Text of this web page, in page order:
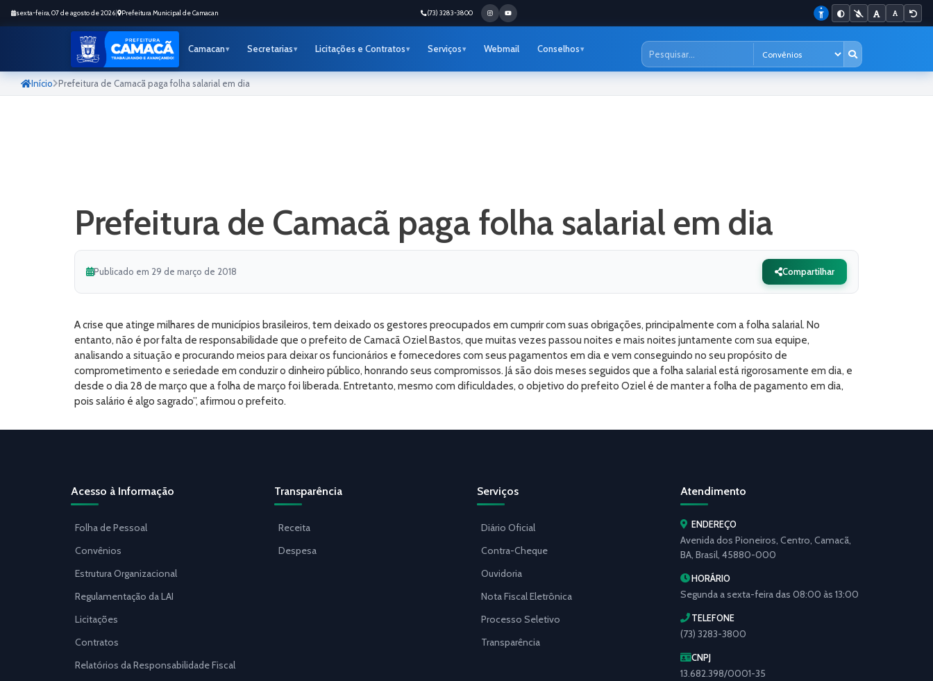
sexta-feira, 07 de agosto de 2026 Prefeitura Municipal de Camacan (73) 3283-3800
Camacan Secretarias Licitações e Contratos Serviços Webmail Conselhos
Início Prefeitura de Camacã paga folha salarial em dia
Prefeitura de Camacã paga folha salarial em dia
Publicado em 29 de março de 2018 Compartilhar
A crise que atinge milhares de municípios brasileiros, tem deixado os gestores preocupados em cumprir com suas obrigações, principalmente com a folha salarial. No
entanto, não é por falta de responsabilidade que o prefeito de Camacã Oziel Bastos, que muitas vezes passou noites e mais noites juntamente com sua equipe,
analisando a situação e procurando meios para deixar os funcionários e fornecedores com seus pagamentos em dia e vem conseguindo no seu propósito de
comprometimento e seriedade em conduzir o dinheiro público, honrando seus compromissos. Já são dois meses seguidos que a folha salarial está rigorosamente em dia, e
desde o dia 28 de março que a folha de março foi liberada. Entretanto, mesmo com dificuldades, o objetivo do prefeito Oziel é de manter a folha de pagamento em dia,
pois salário é algo sagrado”, afirmou o prefeito.
Acesso à Informação
Folha de Pessoal
Convênios
Estrutura Organizacional
Regulamentação da LAI
Licitações
Contratos
Relatórios da Responsabilidade Fiscal
Transparência
Receita
Despesa
Serviços
Diário Oficial
Contra-Cheque
Ouvidoria
Nota Fiscal Eletrônica
Processo Seletivo
Transparência
Atendimento
ENDEREÇO
Avenida dos Pioneiros, Centro, Camacã,
BA, Brasil, 45880-000
HORÁRIO
Segunda a sexta-feira das 08:00 às 13:00
TELEFONE
(73) 3283-3800
CNPJ
13.682.398/0001-35